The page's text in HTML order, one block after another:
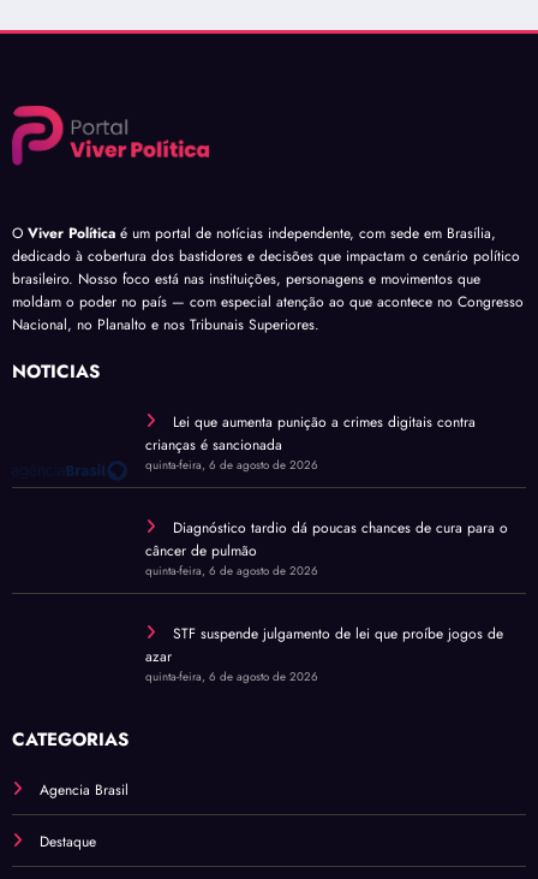
O Viver Política é um portal de notícias independente, com sede em Brasília,
dedicado à cobertura dos bastidores e decisões que impactam o cenário político
brasileiro. Nosso foco está nas instituições, personagens e movimentos que
moldam o poder no país — com especial atenção ao que acontece no Congresso
Nacional, no Planalto e nos Tribunais Superiores.
NOTÍCIAS
Lei que aumenta punição a crimes digitais contra
crianças é sancionada
quinta-feira, 6 de agosto de 2026
Diagnóstico tardio dá poucas chances de cura para o
câncer de pulmão
quinta-feira, 6 de agosto de 2026
STF suspende julgamento de lei que proíbe jogos de
azar
quinta-feira, 6 de agosto de 2026
CATEGORIAS
Agencia Brasil
Destaque